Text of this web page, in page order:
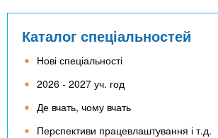
Каталог спеціальностей
Нові спеціальності
2026 - 2027 уч. год
Де вчать, чому вчать
Перспективи працевлаштування і т.д.